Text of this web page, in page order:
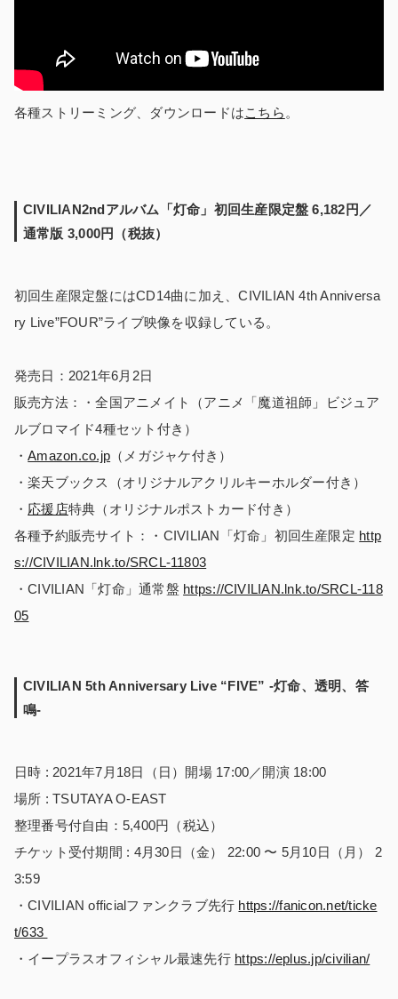
各種ストリーミング、ダウンロードはこちら 。
CIVILIAN2ndアルバム「灯命」初回生産限定盤 6,182円／
通常版 3,000円（税抜）
初回生産限定盤にはCD14曲に加え、CIVILIAN 4th Anniversa
ry Live”FOUR”ライブ映像を収録している。
発売日：2021年6月2日
販売方法：・全国アニメイト（アニメ「魔道祖師」ビジュア
ルブロマイド4種セット付き）
・Amazon.co.jp （メガジャケ付き）
・楽天ブックス（オリジナルアクリルキーホルダー付き）
・ 応援店特典（オリジナルポストカード付き）
各種予約販売サイト：・CIVILIAN「灯命」初回生産限定 http
s://CIVILIAN.lnk.to/SRCL-11803
・CIVILIAN「灯命」通常盤 https://CIVILIAN.lnk.to/SRCL-118
05
CIVILIAN 5th Anniversary Live “FIVE” -灯命、透明、答
鳴-
日時 : 2021年7月18日（日）開場 17:00／開演 18:00
場所 : TSUTAYA O-EAST
整理番号付自由：5,400円（税込）
チケット受付期間 : 4月30日（金） 22:00 〜 5月10日（月） 2
3:59
・CIVILIAN officialファンクラブ先行 https://fanicon.net/ticke
t/633
・イープラスオフィシャル最速先行 https://eplus.jp/civilian/